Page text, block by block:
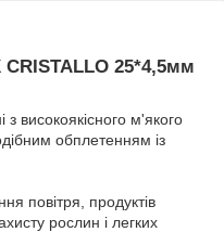
CRISTALLO 25*4,5мм
високоякісного м'якого
обплетенням із
повітря, продуктів
рослин і легких